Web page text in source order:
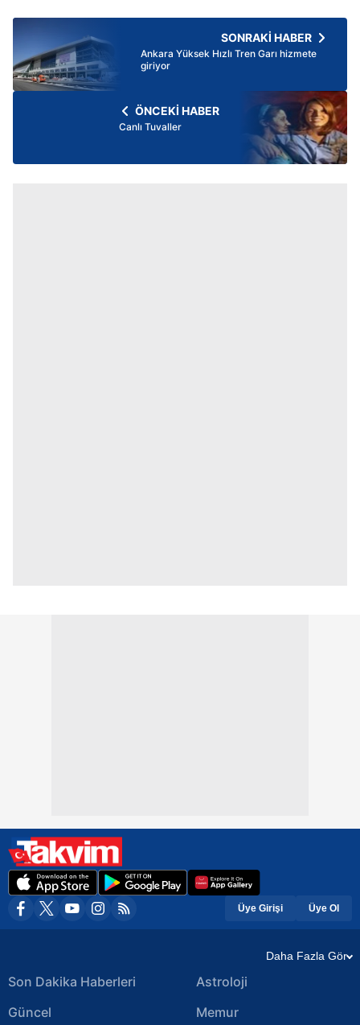
SONRAKİ HABER
Ankara Yüksek Hızlı Tren Garı hizmete
giriyor
ÖNCEKİ HABER
Canlı Tuvaller
Üye Girişi Üye Ol
Daha Fazla Gör
Son Dakika Haberleri
Güncel
Astroloji
Memur